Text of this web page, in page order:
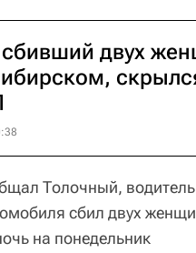
сбивший двух
Толочный, водитель
сбил двух
на понедельник